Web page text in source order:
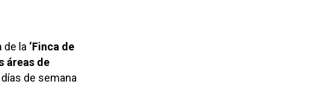
de la ‘Finca de
áreas de
de semana